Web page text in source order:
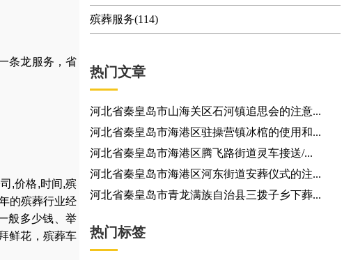
条龙服务，省
,价格,时间,殡
的殡葬行业经
般多少钱 、举
鲜花 ， 殡葬车
殡葬服务(114)
热门文章
河北省秦皇岛市山海关区石河镇追思会的注意...
河北省秦皇岛市海港区驻操营镇冰棺的使用和...
河北省秦皇岛市海港区腾飞路街道灵车接送/...
河北省秦皇岛市海港区河东街道安葬仪式的注...
河北省秦皇岛市青龙满族自治县三拨子乡下葬...
热门标签